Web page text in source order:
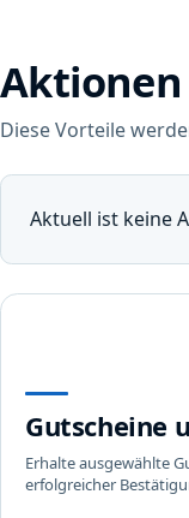
Aktionen
Diese Vorteile
Aktuell ist keine
Gutscheine
Erhalte ausgewählte
erfolgreicher